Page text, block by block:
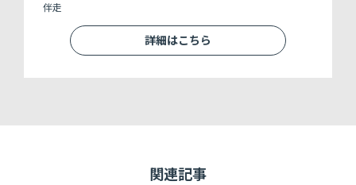
関連記事
伴走
詳細はこちら